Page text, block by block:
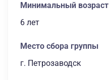
Минимальный возраст
6 лет
Место сбора группы
г. Петрозаводск